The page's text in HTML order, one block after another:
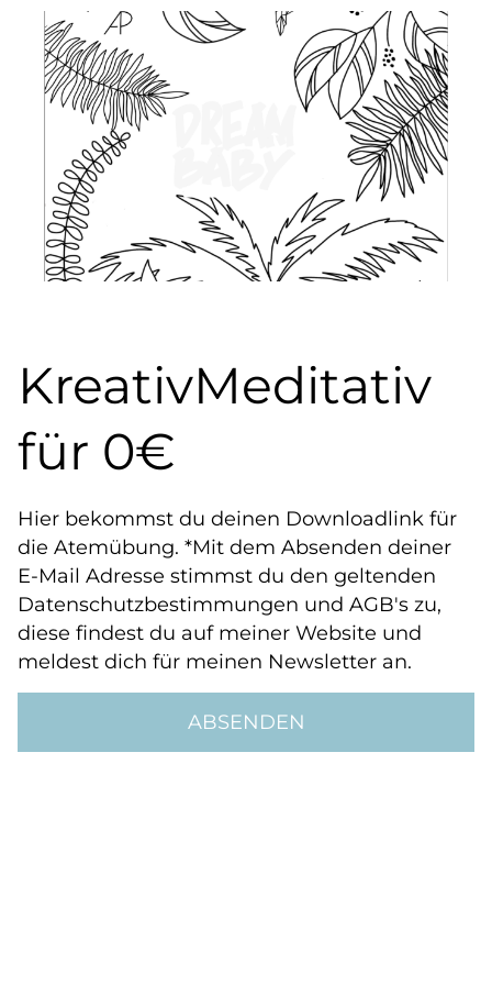
KreativMeditativ
für 0€
Hier bekommst du deinen Downloadlink für
die Atemübung. *Mit dem Absenden deiner
E-Mail Adresse stimmst du den geltenden
Datenschutzbestimmungen und AGB's zu,
diese findest du auf meiner Website und
meldest dich für meinen Newsletter an.
ABSENDEN